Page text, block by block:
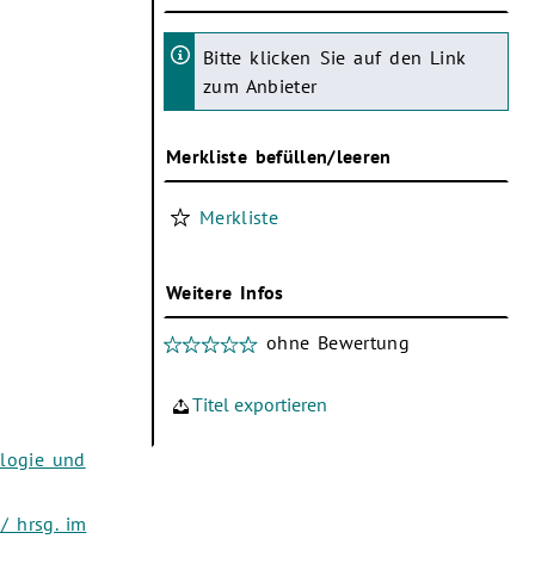
und
hrsg. im
Bitte klicken Sie auf den Link
zum Anbieter
Merkliste befüllen/leeren
Merkliste
Weitere Infos
ohne Bewertung
Titel exportieren